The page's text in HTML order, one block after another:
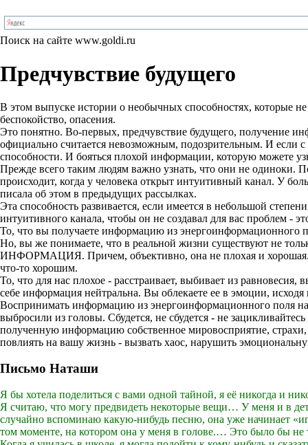
Поиск на сайте www.goldi.ru
Предчувствие будущего
В этом выпуске истории о необычных способностях, которые
беспокойство, опасения.
Это понятно. Во-первых, предчувствие будущего, получение
официально считается невозможным, подозрительным. И если с
способности. И бояться плохой информации, которую можете
Прежде всего таким людям важно узнать, что они не одиноки.
происходит, когда у человека открыт интуитивный канал. У
писала об этом в предыдущих рассылках.
Эта способность развивается, если имеется в небольшой
интуитивного канала, чтобы он не создавал для вас проблем -
То, что вы получаете информацию из
Но, вы же понимаете, что в реальной жизни существуют не
ИНФОРМАЦИЯ. Причем, объективно, она не плохая и
что-то хорошим.
То, что для нас плохое - расстраивает, выбивает из
себе информация нейтральна. Вы облекаете ее в эмоции,
Воспринимать информацию из энергоинформационного поля
выбросили из головы. Сбудется, не сбудется - не
полученную информацию собственное мировосприятие,
повлиять на вашу жизнь - вызвать хаос, нарушить
Письмо Наташи
Я бы хотела поделиться с вами одной тайной, я её никогда и
Я считаю, что могу предвидеть некоторые вещи… У меня и в
случайно вспоминаю какую-нибудь песню, она уже начинает
том моменте, на котором она у меня в голове.… Это было бы не